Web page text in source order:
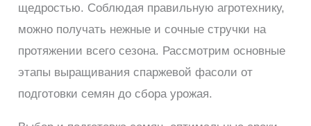
щедростью. Соблюдая правильную агротехнику,
можно получать нежные и сочные стручки на
протяжении всего сезона. Рассмотрим основные
этапы выращивания спаржевой фасоли от
подготовки семян до сбора урожая.